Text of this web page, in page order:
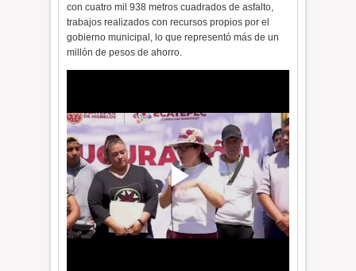
con cuatro mil 938 metros cuadrados de asfalto,
trabajos realizados con recursos propios por el
gobierno municipal, lo que representó más de un
millón de pesos de ahorro.